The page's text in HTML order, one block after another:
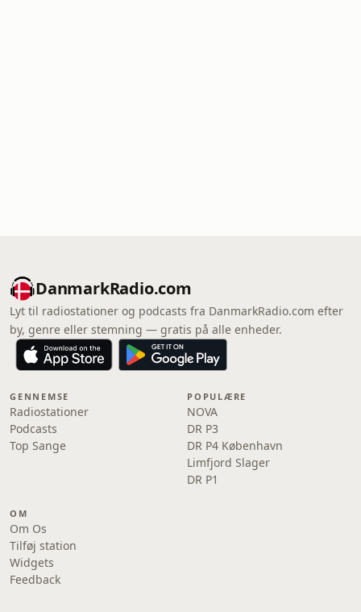
DanmarkRadio.com
Lyt til radiostationer og podcasts fra DanmarkRadio.com efter
by, genre eller stemning — gratis på alle enheder.
GENNEMSE
Radiostationer
Podcasts
Top Sange
POPULÆRE
NOVA
DR P3
DR P4 København
Limfjord Slager
DR P1
OM
Om Os
Tilføj station
Widgets
Feedback